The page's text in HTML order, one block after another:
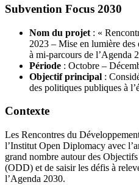
Subvention Focus 2030
Nom du projet : «
2023 – Mise en lumière
à mi-parcours de l’Agenda
Période : Octobre –
Objectif principal :
des politiques publiques à
Contexte
Les Rencontres du
l’Institut Open Diplomacy avec
grand nombre autour des
(ODD) et de saisir les défis à
l’Agenda 2030.